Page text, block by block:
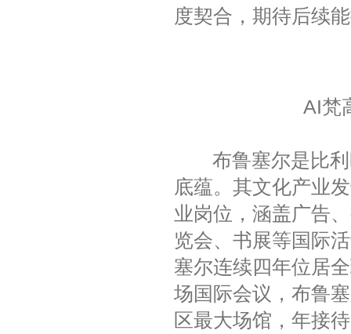
度契合，期待后续
AI梵
布鲁塞尔是比利
底蕴。其文化产业
业岗位，涵盖广告
览会、书展等国际
塞尔连续四年位居
场国际会议，布鲁
区最大场馆，年接